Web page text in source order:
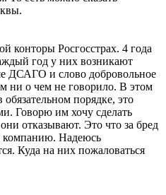
конторы Росгосстрах. 4 года
год у них возникают
ДСАГО и слово добровольное
ни о чем не говорило. В этом
порядке, это
Говорю им хочу сделать
отказывают. Это что за бред
компанию. Надеюсь
Куда на них пожаловаться